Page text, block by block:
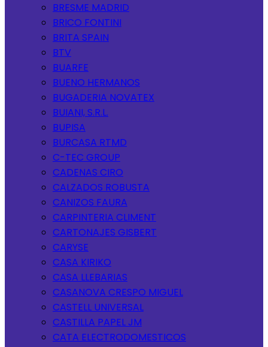
BRESME MADRID
BRICO FONTINI
BRITA SPAIN
BTV
BUARFE
BUENO HERMANOS
BUGADERIA NOVATEX
BUIANI, S.R.L.
BUPISA
BURCASA RTMD
C-TEC GROUP
CADENAS CIRO
CALZADOS ROBUSTA
CANIZOS FAURA
CARPINTERIA CLIMENT
CARTONAJES GISBERT
CARYSE
CASA KIRIKO
CASA LLEBARIAS
CASANOVA CRESPO MIGUEL
CASTELL UNIVERSAL
CASTILLA PAPEL JM
CATA ELECTRODOMESTICOS